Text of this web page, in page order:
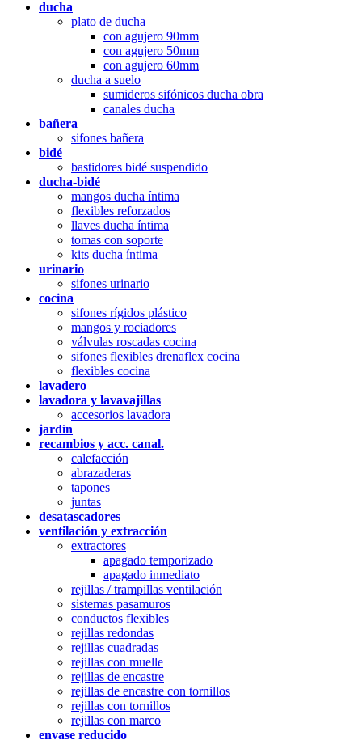
ducha
plato de ducha
con agujero 90mm
con agujero 50mm
con agujero 60mm
ducha a suelo
sumideros sifónicos ducha obra
canales ducha
bañera
sifones bañera
bidé
bastidores bidé suspendido
ducha-bidé
mangos ducha íntima
flexibles reforzados
llaves ducha íntima
tomas con soporte
kits ducha íntima
urinario
sifones urinario
cocina
sifones rígidos plástico
mangos y rociadores
válvulas roscadas cocina
sifones flexibles drenaflex cocina
flexibles cocina
lavadero
lavadora y lavavajillas
accesorios lavadora
jardín
recambios y acc. canal.
calefacción
abrazaderas
tapones
juntas
desatascadores
ventilación y extracción
extractores
apagado temporizado
apagado inmediato
rejillas / trampillas ventilación
sistemas pasamuros
conductos flexibles
rejillas redondas
rejillas cuadradas
rejillas con muelle
rejillas de encastre
rejillas de encastre con tornillos
rejillas con tornillos
rejillas con marco
envase reducido